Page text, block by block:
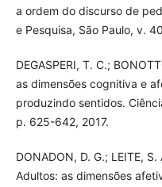
a ordem do discurso de
e Pesquisa, São Paulo, v.
DEGASPERI, T. C.;
as dimensões cognitiva e
produzindo sentidos.
p. 625-642, 2017.
DONADON, D. G.; LEITE,
Adultos: as dimensões